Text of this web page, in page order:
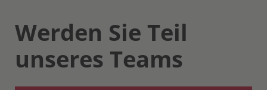
Werden Sie Teil
unseres Teams